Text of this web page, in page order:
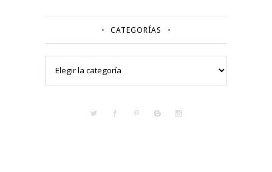
CATEGORÍAS